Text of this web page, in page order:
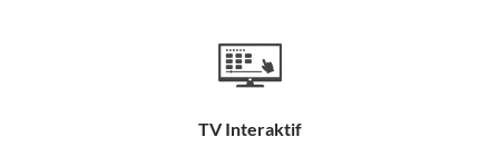
Teknologi di Balik WiFi IndiHome
Wifi IndiHome menggunakan teknologi Fiber To The
menggunakan kabel serat optik hingga ke rumah
TV Interaktif